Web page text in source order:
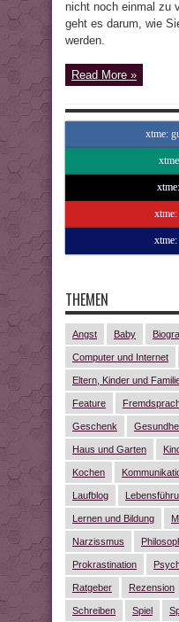
nicht noch einmal zu
geht es darum, wie
werden.
Read More »
xtme:
xtme:
THEMEN
Angst Baby
Computer und Internet
Eltern, Kinder und
Feature
Geschenk
Haus und Garten
Kochen
Laufblog
Lernen und Bildung
Narzissmus
Prokrastination
Ratgeber Rezension
Schreiben Spiel